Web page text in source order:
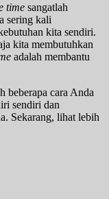
time sangatlah
sering kali
kita sendiri.
kita membutuhkan
adalah membantu
beberapa cara Anda
sendiri dan
Sekarang, lihat lebih